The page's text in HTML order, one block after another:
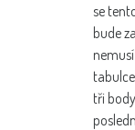
se
bude
tři